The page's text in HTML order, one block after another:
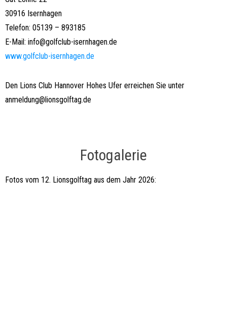
30916 Isernhagen
Telefon: 05139 – 893185
E-Mail: info@golfclub-isernhagen.de
www.golfclub-isernhagen.de
Den Lions Club Hannover Hohes Ufer erreichen Sie unter
anmeldung@lionsgolftag.de
Fotogalerie
Fotos vom 12. Lionsgolftag aus dem Jahr 2026: